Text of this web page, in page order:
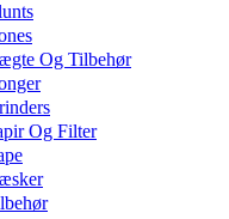
Og Tilbehør
Og Filter